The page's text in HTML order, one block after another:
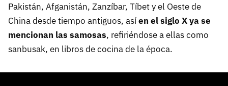
Pakistán, Afganistán, Zanzíbar, Tíbet y el Oeste de
China desde tiempo antiguos, asíen el siglo X ya se
mencionan las samosas, refiriéndose a ellas como
sanbusak, en libros de cocina de la época.